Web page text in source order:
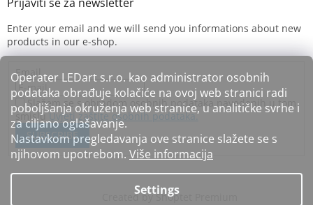
Operater LEDart s.r.o. kao administrator osobnih
podataka obrađuje kolačiće na ovoj web stranici radi
poboljšanja okruženja web stranice, u analitičke svrhe i
za ciljano oglašavanje.
Nastavkom pregledavanja ove stranice slažete se s
njihovom upotrebom. Više informacija
Settings
Enter your email and we will send you informations about new
products in our e-shop.
Email
Slažem se s obradom osobnih podataka navedenih u tom
smisluUvjeti zaštite osobnih podataka.
SUBSCRIBE
Created by Shoptet Premium